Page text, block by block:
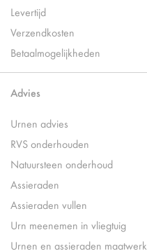
Levertijd
Verzendkosten
Betaalmogelijkheden
Advies
Urnen advies
RVS onderhouden
Natuursteen onderhoud
Assieraden
Assieraden vullen
Urn meenemen in vliegtuig
Urnen en assieraden maatwerk